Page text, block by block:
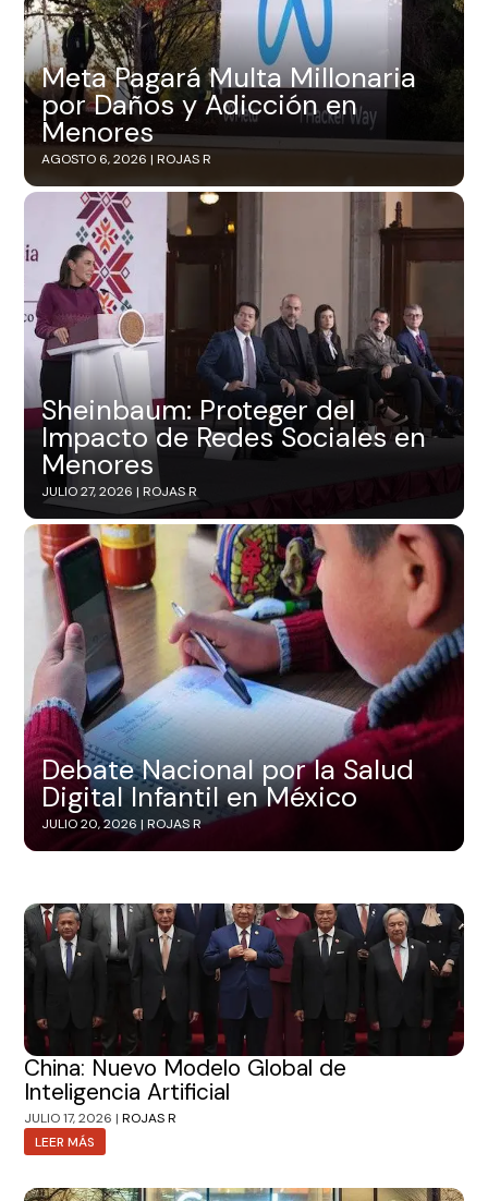
Meta Pagará Multa Millonaria
por Daños y Adicción en
Menores
AGOSTO 6, 2026 |ROJAS R
Sheinbaum: Proteger del
Impacto de Redes Sociales en
Menores
JULIO 27, 2026 |ROJAS R
Debate Nacional por la Salud
Digital Infantil en México
JULIO 20, 2026 |ROJAS R
China: Nuevo Modelo Global de
Inteligencia Artificial
JULIO 17, 2026 |ROJAS R
LEER MÁS